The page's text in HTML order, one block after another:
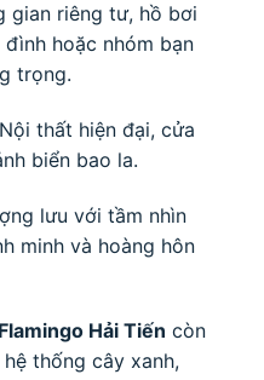
gian riêng tư, hồ bơi
hoặc nhóm bạn
trọng.
Nội thất hiện đại, cửa
biển bao la.
lưu với tầm nhìn
minh và hoàng hôn
Flamingo Hải Tiến còn
thống cây xanh,